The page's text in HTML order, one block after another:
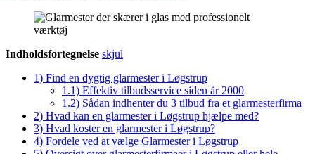
Indholdsfortegnelse skjul
1) Find en dygtig glarmester i Løgstrup
1.1) Effektiv tilbudsservice siden år 2000
1.2) Sådan indhenter du 3 tilbud fra et glarmesterfirma
2) Hvad kan en glarmester i Løgstrup hjælpe med?
3) Hvad koster en glarmester i Løgstrup?
4) Fordele ved at vælge Glarmester i Løgstrup